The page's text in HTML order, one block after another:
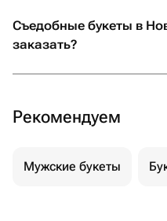
Съедобные букеты в
заказать?
Рекомендуем
Мужские букеты